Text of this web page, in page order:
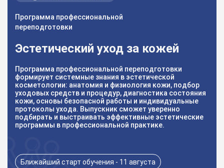
Программа профессиональной
переподготовки
Эстетический уход за кожей
Программа профессиональной переподготовки
формирует системные знания в эстетической
косметологии: анатомия и физиология кожи, подбор
уходовых средств и процедур, диагностика состояния
кожи, основы безопасной работы и индивидуальные
протоколы ухода. Выпускник сможет уверенно
подбирать и выстраивать эффективные эстетические
программы в профессиональной практике.
Ближайший старт обучения - 11 августа